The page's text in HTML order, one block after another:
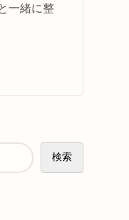
一緒に整
検索